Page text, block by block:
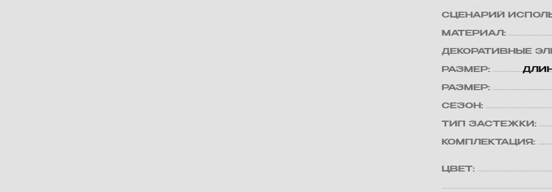
СЦЕНАРИЙ
МАТЕРИАЛ:
ДЕКОРАТИВНЫЕ
РАЗМЕР:
РАЗМЕР:
СЕЗОН:
ТИП ЗАСТЕЖКИ:
КОМПЛЕКТАЦИЯ:
ЦВЕТ: